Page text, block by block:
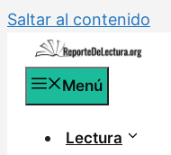
Saltar al contenido
Menú
Lectura